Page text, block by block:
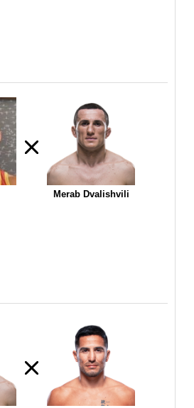
Merab Dvalishvili